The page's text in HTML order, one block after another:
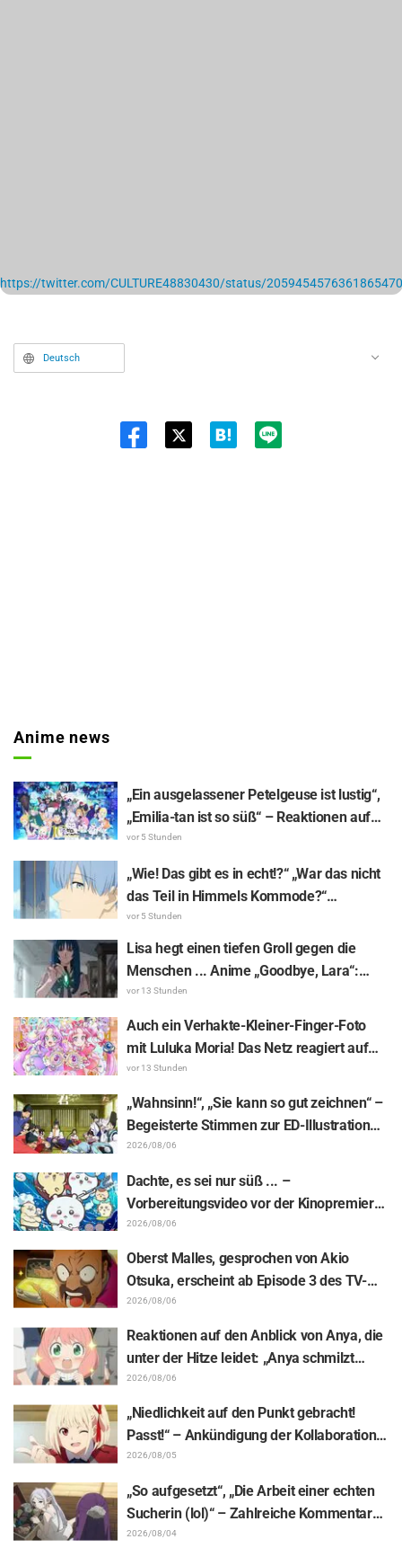
https://twitter.com/CULTURE48830430/status/2059454576361865470
Deutsch
Anime news
„Ein ausgelassener Petelgeuse ist lustig“,
„Emilia-tan ist so süß“ – Reaktionen auf
das enthüllte Visuelle zum Event
Jubiläums von „Re:ZERO -Starting Life in
Another World-“
vor 5 Stunden
„Wie! Das gibt es in echt!?“ „War das nicht
das Teil in Himmels Kommode?“
Enthüllung des „Horns des Dunklen
Drachen“ aus Episode 1 von „Frieren –
Nach dem Ende der Reise“ versetzt Fans
in Erstaunen
vor 5 Stunden
Lisa hegt einen tiefen Groll gegen die
Menschen ... Anime „Goodbye, Lara“:
Synopsis und Vorab-Screenshots zu Folge
6 veröffentlicht
vor 13 Stunden
Auch ein Verhakte-Kleiner-Finger-Foto
mit Luluka Moria! Das Netz reagiert auf
den Bericht der Synchronsprecherin Nao
Tōyama vom Besuch der Dream Stage zu
„Star Detective Precure!“ mit: „Das sind ja
zwei Arcanas!“
vor 13 Stunden
„Wahnsinn!“, „Sie kann so gut zeichnen“ –
Begeisterte Stimmen zur ED-Illustration
von Asaki Yuikawa, der Sprecherin der
Hauptfigur aus „The Elusive Samurai“, für
Episode 13
2026/08/06
Dachte, es sei nur süß ... –
Vorbereitungsvideo vor der Kinopremiere
von „Chiikawa“ sorgt mit überraschender
Kluft für Erstaunen: „Härter als gedacht“,
„Es geht nur um Arbeit“
2026/08/06
Oberst Malles, gesprochen von Akio
Otsuka, erscheint ab Episode 3 des TV-
Animes „The Ghost in the Shell“! Cast-
Kommentar & Endcard enthüllt
2026/08/06
Reaktionen auf den Anblick von Anya, die
unter der Hitze leidet: „Anya schmilzt
dahin“ – „SPY x FAMILY“-
Ankündigungsillustration sorgt für
Aufsehen
2026/08/06
„Niedlichkeit auf den Punkt gebracht!
Passt!“ – Ankündigung der Kollaboration
zwischen „Lycoris Recoil“ und Kumamine
von „Shigoto Neko“ sorgt für zahlreiche
„Passt!“-Reaktionen
2026/08/05
„So aufgesetzt“, „Die Arbeit einer echten
Sucherin (lol)“ – Zahlreiche Kommentare
zu einer Frieren-Plüschfigur, die in einer
2026/08/04